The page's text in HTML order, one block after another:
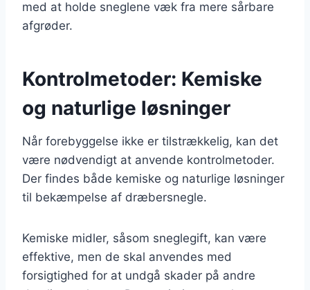
med at holde sneglene væk fra mere sårbare
afgrøder.
Kontrolmetoder: Kemiske
og naturlige løsninger
Når forebyggelse ikke er tilstrækkelig, kan det
være nødvendigt at anvende kontrolmetoder.
Der findes både kemiske og naturlige løsninger
til bekæmpelse af dræbersnegle.
Kemiske midler, såsom sneglegift, kan være
effektive, men de skal anvendes med
forsigtighed for at undgå skader på andre